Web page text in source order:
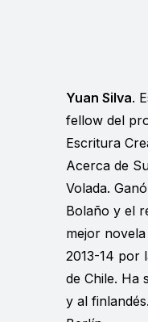
Yuan Silva.
fellow del
Escritura
Acerca de
Volada.
Bolaño y el
mejor
2013-14 por
de Chile. Ha
y al